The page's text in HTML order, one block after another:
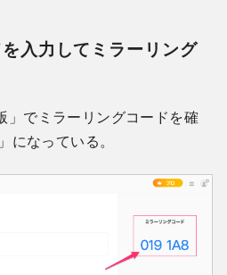
入力してミラーリング
」でミラーリングコードを確
」になっている。